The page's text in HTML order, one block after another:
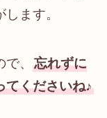
ます。
、 忘れずに
てくださいね♪